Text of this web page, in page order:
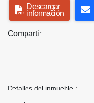
Descargar
información
Compartir
Detalles del inmueble :